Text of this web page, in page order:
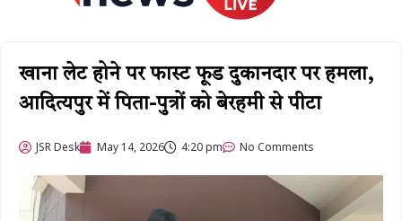
खाना लेट होने पर फास्ट फूड दुकानदार पर हमला,
आदित्यपुर में पिता-पुत्रों को बेरहमी से पीटा
JSR Desk May 14, 2026 4:20 pm No Comments